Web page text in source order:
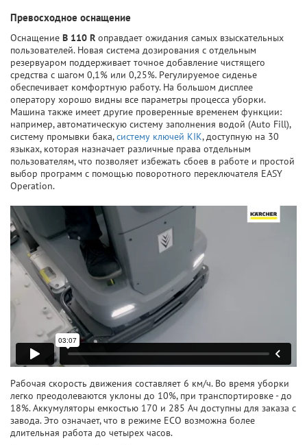
Превосходное оснащение
Оснащение B 110 R оправдает ожидания самых взыскательных
пользователей. Новая система дозирования с отдельным
резервуаром поддерживает точное добавление чистящего
средства с шагом 0,1% или 0,25%. Регулируемое сиденье
обеспечивает комфортную работу. На большом дисплее
оператору хорошо видны все параметры процесса уборки.
Машина также имеет другие проверенные временем функции:
например, автоматическую систему заполнения водой (Auto Fill),
систему промывки бака,систему ключей KIK, доступную на 30
языках, которая назначает различные права отдельным
пользователям, что позволяет избежать сбоев в работе и простой
выбор программ с помощью поворотного переключателя EASY
Operation.
Рабочая скорость движения составляет 6 км/ч. Во время уборки
легко преодолеваются уклоны до 10%, при транспортировке - до
18%. Аккумуляторы емкостью 170 и 285 Ач доступны для заказа с
завода. Это означает, что в режиме ECO возможна более
длительная работа до четырех часов.